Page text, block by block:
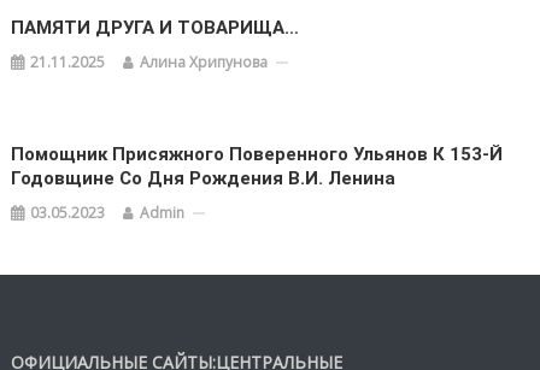
ПАМЯТИ ДРУГА И ТОВАРИЩА…
21.11.2025 Алина Хрипунова
Помощник Присяжного Поверенного Ульянов К 153-Й
Годовщине Со Дня Рождения В.И. Ленина
03.05.2023 Admin
ОФИЦИАЛЬНЫЕ САЙТЫ:ЦЕНТРАЛЬНЫЕ